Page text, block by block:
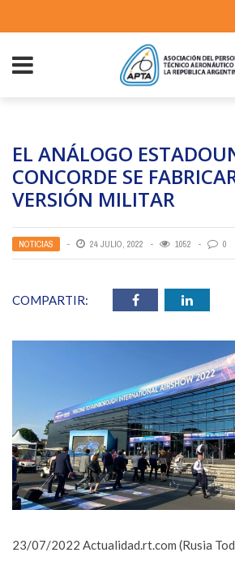
EL ANÁLOGO
CONCORDE SE
VERSIÓN MILITAR
NOTICIAS 24 JULIO, 2022 1052 0
COMPARTIR:
23/07/2022 Actualidad.rt.com (Rusia